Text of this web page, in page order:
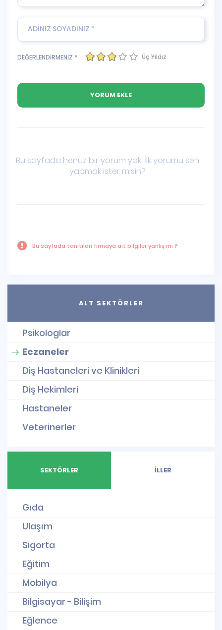
DEĞERLENDİRMENİZ * Üç Yıldız
Bu sayfada henüz bir yorum yok. İlk yorumu sen
yapmak ister misin?
Bu sayfada tanıtılan firmaya ait bilgiler yanlış mı ?
ALT SEKTÖRLER
Psikologlar
Eczaneler
Diş Hastaneleri ve Klinikleri
Diş Hekimleri
Hastaneler
Veterinerler
SEKTÖRLER İLLER
Gıda
Ulaşım
Sigorta
Eğitim
Mobilya
Bilgisayar - Bilişim
Eğlence